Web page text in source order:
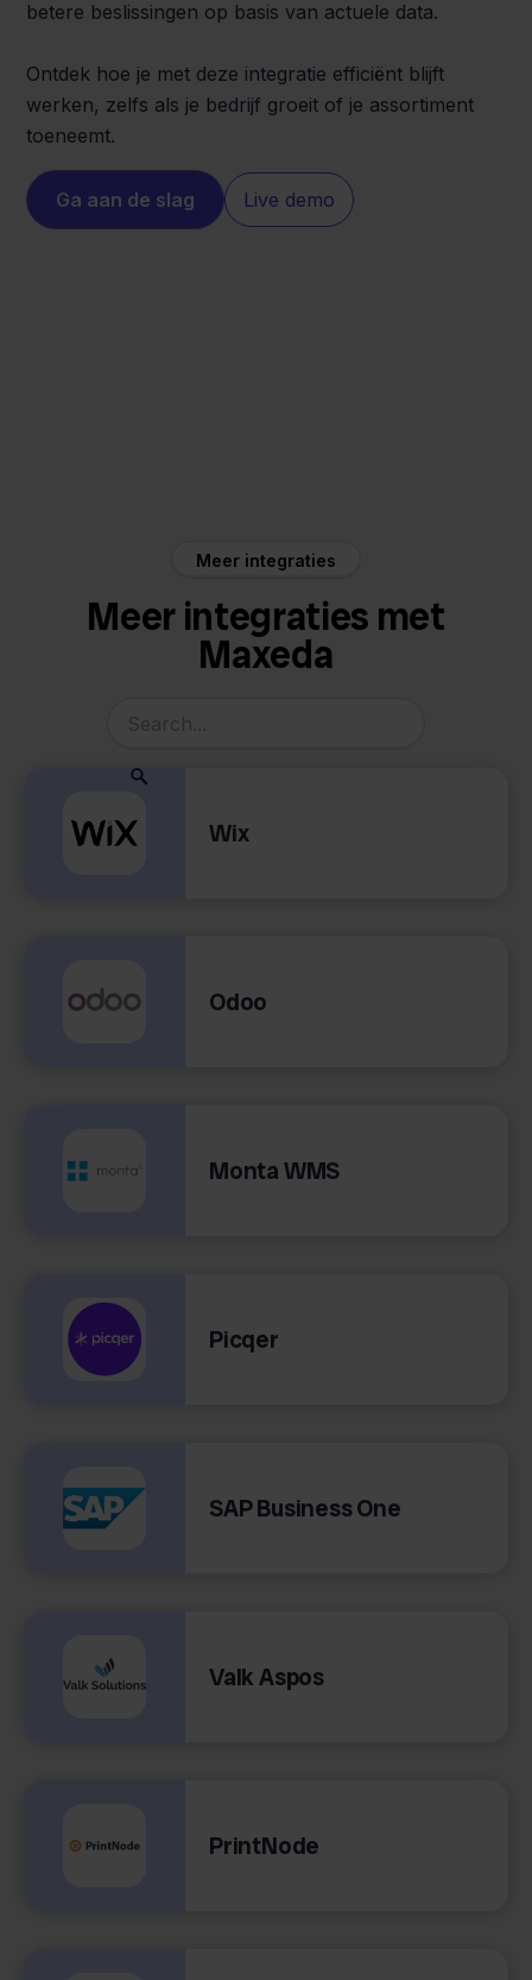
betere beslissingen op basis van actuele data.
Ontdek hoe je met deze integratie efficiënt blijft
werken, zelfs als je bedrijf groeit of je assortiment
toeneemt.
Ga aan de slag Live demo
Meer integraties
Meer integraties met
Maxeda
Wix
Odoo
Monta WMS
Picqer
SAP Business One
Valk Aspos
PrintNode